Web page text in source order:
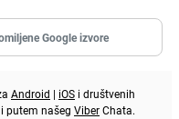
Google izvore
Android | iOS i društvenih
putem našeg ViberChata.